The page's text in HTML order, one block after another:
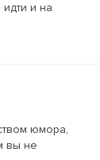
и на
юмора,
вы не